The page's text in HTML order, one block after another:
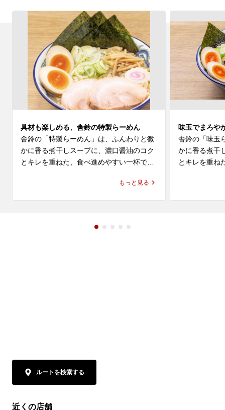
具材も楽しめる、舎鈴の特製らーめん
舎鈴の「特製らーめん」は、ふんわりと微
かに香る煮干しスープに、濃口醤油のコク
とキレを重ねた、食べ進めやすい一杯で
の麺に、特製ならではの具材が加わり、舎
武蔵小杉でラーメンやらーめんのランチを
もっと見る
味玉でまろや
舎鈴の「味玉
かに香る煮干
とキレを重ね
ルートを検索する
近くの店舗